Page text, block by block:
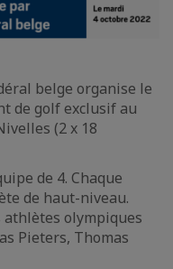
belge organise le
de golf exclusif au
(2 x 18
de 4. Chaque
de haut-niveau.
olympiques
Pieters, Thomas